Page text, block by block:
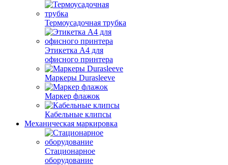
Термоусадочная трубка
Этикетка А4 для
офисного принтера
Маркеры Durasleeve
Маркер флажок
Кабельные клипсы
Механическая маркировка
Стационарное
оборудование